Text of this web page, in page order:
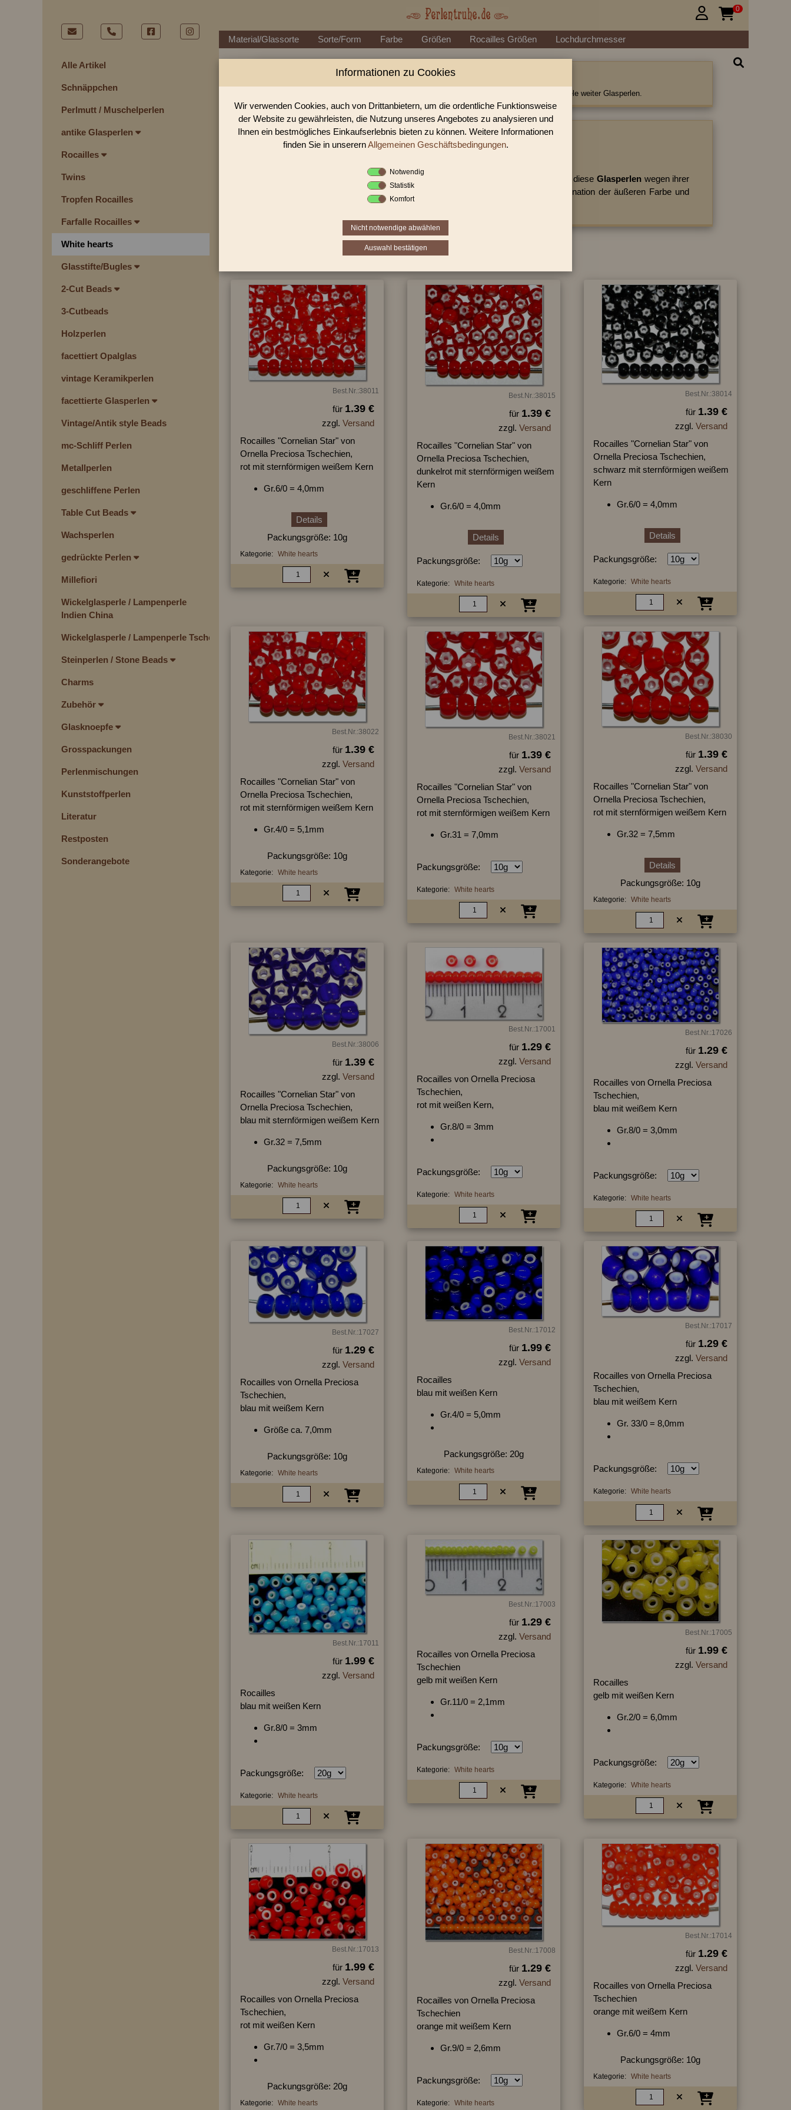
Alle Artikel
Schnäppchen
Perlmutt / Muschelperlen
antike Glasperlen
Rocailles
Twins
Tropfen Rocailles
Farfalle Rocailles
White hearts
Glasstifte/Bugles
2-Cut Beads
3-Cutbeads
Holzperlen
facettiert Opalglas
vintage Keramikperlen
facettierte Glasperlen
Vintage/Antik style Beads
mc-Schliff Perlen
Metallperlen
geschliffene Perlen
Table Cut Beads
Wachsperlen
gedrückte Perlen
Millefiori
Wickelglasperle / Lampenperle
Indien China
Wickelglasperle / Lampenperle Tschechien
Steinperlen / Stone Beads
Charms
Zubehör
Glasknoepfe
Grosspackungen
Perlenmischungen
Kunststoffperlen
Literatur
Restposten
Sonderangebote
 0
Material/Glassorte Sorte/Form Farbe Größen Rocailles Größen Lochdurchmesser
Perlen Shop für White hearts Perlen
In unserem Perlen Shop finden sie zahlreich White hearts Perlen und viele weiter Glasperlen.
Sie befinden sich in folgender Kategorie:
White hearts
haben einen Kern aus . Heutzutage sind dieseGlasperlen wegen ihrer
eine derbegehrtesten Perlen
überhaupt. Durch die Kombination der äußeren Farbe und
dem weißen Kern sind diese Perlen
Best.Nr.:38011
für 1.39 €
zzgl. Versand
Rocailles "Cornelian Star" von
Ornella Preciosa Tschechien,
rot mit sternförmigen weißem Kern
Gr.6/0 = 4,0mm
Details
Packungsgröße: 10g
Kategorie: White hearts
Best.Nr.:38015
für 1.39 €
zzgl. Versand
Rocailles "Cornelian Star" von
Ornella Preciosa Tschechien,
dunkelrot mit sternförmigen weißem
Kern
Gr.6/0 = 4,0mm
Details
Packungsgröße:
Kategorie: White hearts
Best.Nr.:38014
für 1.39 €
zzgl. Versand
Rocailles "Cornelian Star" von
Ornella Preciosa Tschechien,
schwarz mit sternförmigen weißem
Kern
Gr.6/0 = 4,0mm
Details
Packungsgröße:
Kategorie: White hearts
Best.Nr.:38022
für 1.39 €
zzgl. Versand
Rocailles "Cornelian Star" von
Ornella Preciosa Tschechien,
rot mit sternförmigen weißem Kern
Gr.4/0 = 5,1mm
Packungsgröße: 10g
Kategorie: White hearts
Best.Nr.:38021
für 1.39 €
zzgl. Versand
Rocailles "Cornelian Star" von
Ornella Preciosa Tschechien,
rot mit sternförmigen weißem Kern
Gr.31 = 7,0mm
Packungsgröße:
Kategorie: White hearts
Best.Nr.:38030
für 1.39 €
zzgl. Versand
Rocailles "Cornelian Star" von
Ornella Preciosa Tschechien,
rot mit sternförmigen weißem Kern
Gr.32 = 7,5mm
Details
Packungsgröße: 10g
Kategorie: White hearts
Best.Nr.:38006
für 1.39 €
zzgl. Versand
Rocailles "Cornelian Star" von
Ornella Preciosa Tschechien,
blau mit sternförmigen weißem Kern
Gr.32 = 7,5mm
Packungsgröße: 10g
Kategorie: White hearts
Best.Nr.:17001
für 1.29 €
zzgl. Versand
Rocailles von Ornella Preciosa
Tschechien,
rot mit weißen Kern,
Gr.8/0 = 3mm
Packungsgröße:
Kategorie: White hearts
Best.Nr.:17026
für 1.29 €
zzgl. Versand
Rocailles von Ornella Preciosa
Tschechien,
blau mit weißem Kern
Gr.8/0 = 3,0mm
Packungsgröße:
Kategorie: White hearts
Best.Nr.:17027
für 1.29 €
zzgl. Versand
Rocailles von Ornella Preciosa
Tschechien,
blau mit weißem Kern
Größe ca. 7,0mm
Packungsgröße: 10g
Kategorie: White hearts
Best.Nr.:17012
für 1.99 €
zzgl. Versand
Rocailles
blau mit weißen Kern
Gr.4/0 = 5,0mm
Packungsgröße: 20g
Kategorie: White hearts
Best.Nr.:17017
für 1.29 €
zzgl. Versand
Rocailles von Ornella Preciosa
Tschechien,
blau mit weißem Kern
Gr. 33/0 = 8,0mm
Packungsgröße:
Kategorie: White hearts
Best.Nr.:17011
für 1.99 €
zzgl. Versand
Rocailles
blau mit weißen Kern
Gr.8/0 = 3mm
Packungsgröße:
Kategorie: White hearts
Best.Nr.:17003
für 1.29 €
zzgl. Versand
Rocailles von Ornella Preciosa
Tschechien
gelb mit weißen Kern
Gr.11/0 = 2,1mm
Packungsgröße:
Kategorie: White hearts
Best.Nr.:17005
für 1.99 €
zzgl. Versand
Rocailles
gelb mit weißen Kern
Gr.2/0 = 6,0mm
Packungsgröße:
Kategorie: White hearts
Best.Nr.:17013
für 1.99 €
zzgl. Versand
Rocailles von Ornella Preciosa
Tschechien,
rot mit weißen Kern
Gr.7/0 = 3,5mm
Packungsgröße: 20g
Kategorie: White hearts
Best.Nr.:17008
für 1.29 €
zzgl. Versand
Rocailles von Ornella Preciosa
Tschechien
orange mit weißem Kern
Gr.9/0 = 2,6mm
Packungsgröße:
Kategorie: White hearts
Best.Nr.:17014
für 1.29 €
zzgl. Versand
Rocailles von Ornella Preciosa
Tschechien
orange mit weißem Kern
Gr.6/0 = 4mm
Packungsgröße: 10g
Kategorie: White hearts
Informationen zu Cookies
Wir verwenden Cookies, auch von Drittanbietern, um die ordentliche Funktionsweise
der Website zu gewährleisten, die Nutzung unseres Angebotes zu analysieren und
Ihnen ein bestmögliches Einkaufserlebnis bieten zu können. Weitere Informationen
finden Sie in unserernAllgemeinen Geschäftsbedingungen.
Notwendig
Statistik
Komfort
Nicht notwendige abwählen
Auswahl bestätigen